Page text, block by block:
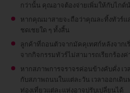
กว่านั้น คุณอาจต้องจ่ายเพิ่มให้กับไกด์
หากคุณมาสายจะถือว่าคุณละทิ้งทัวร์แ
ชดเชยใด ๆ ทั้งสิ้น
ลูกค้าที่ถอนตัวจากมัคคุเทศก์หลังจาก
จากกิจกรรมทัวร์ไม่สามารถเรียกร้อง
หากสภาพการจราจรค่อนข้างคับคั่ง เ
กับสภาพถนนในแต่ละวัน เวลาออกเดิ
ท่องเที่ยวแต่ละแห่งอาจปรับเปลี่ยนได้